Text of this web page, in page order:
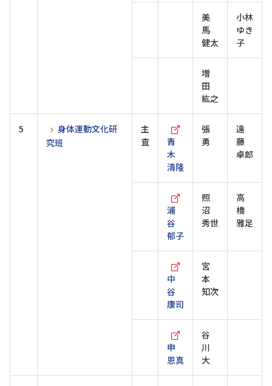
美
馬
健太
小林
ゆき
子
増
田
紘之
5
身体運動文化研
究班
主
査
青
木
清隆
張
勇
遠
藤
卓郎
浦
谷
郁子
照
沼
秀世
高
橋
雅足
中
谷
康司
宮
本
知次
申
恩真
谷
川
大